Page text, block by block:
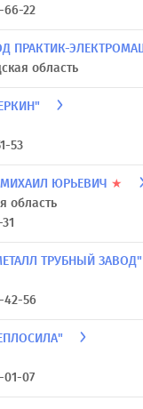
66-22
ПРАКТИК-
область
53
ЮРЬЕВИЧ ★
область
ТРУБНЫЙ ЗАВОД"
42-56
01-07